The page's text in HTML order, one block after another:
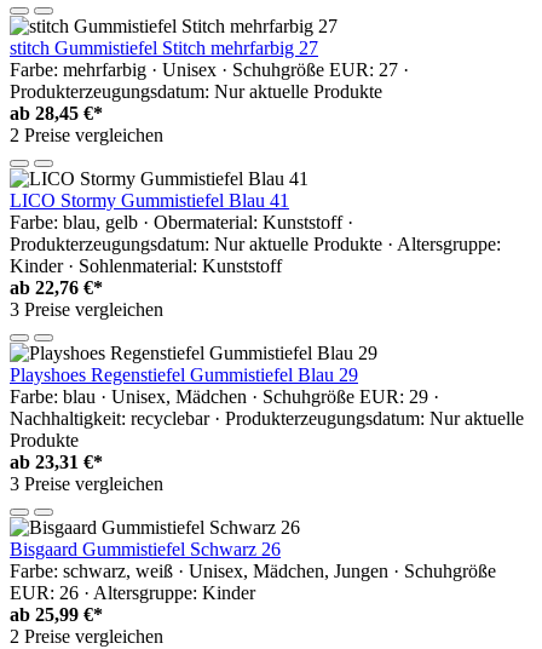
stitch Gummistiefel Stitch mehrfarbig 27
Farbe: mehrfarbig · Unisex · Schuhgröße EUR: 27 ·
Produkterzeugungsdatum: Nur aktuelle Produkte
ab 28,45 €*
2 Preise vergleichen
LICO Stormy Gummistiefel Blau 41
Farbe: blau, gelb · Obermaterial: Kunststoff ·
Produkterzeugungsdatum: Nur aktuelle Produkte · Altersgruppe:
Kinder · Sohlenmaterial: Kunststoff
ab 22,76 €*
3 Preise vergleichen
Playshoes Regenstiefel Gummistiefel Blau 29
Farbe: blau · Unisex, Mädchen · Schuhgröße EUR: 29 ·
Nachhaltigkeit: recyclebar · Produkterzeugungsdatum: Nur aktuelle
Produkte
ab 23,31 €*
3 Preise vergleichen
Bisgaard Gummistiefel Schwarz 26
Farbe: schwarz, weiß · Unisex, Mädchen, Jungen · Schuhgröße
EUR: 26 · Altersgruppe: Kinder
ab 25,99 €*
2 Preise vergleichen